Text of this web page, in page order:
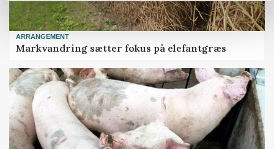
ARRANGEMENT
Markvandring sætter fokus på elefantgræs